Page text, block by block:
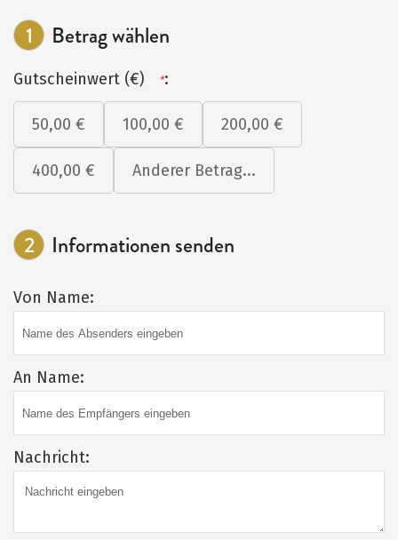
1 Betrag wählen
Gutscheinwert (€) *:
50,00 € 100,00 € 200,00 €
400,00 € Anderer Betrag...
2 Informationen senden
Von Name:
An Name:
Nachricht: